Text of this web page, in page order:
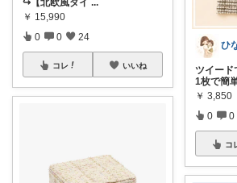
￥ 15,990
0 0 24
コレ いいね
ひ
ツイード
1枚で簡
￥ 3,850
0 0
コ